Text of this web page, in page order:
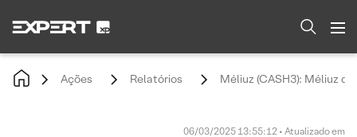
Ações Relatórios Méliuz (CASH3): Méliuz
06/03/2025 13:55:12 • Atualizado em